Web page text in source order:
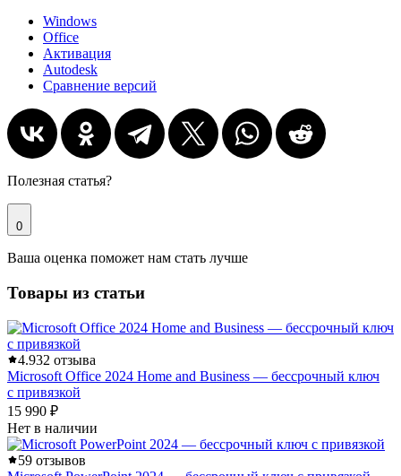
Windows
Office
Активация
Autodesk
Сравнение версий
Полезная статья?
0
Ваша оценка поможет нам стать лучше
Товары из статьи
4.932 отзыва
Microsoft Office 2024 Home and Business — бессрочный ключ
с привязкой
15 990 ₽
Нет в наличии
59 отзывов